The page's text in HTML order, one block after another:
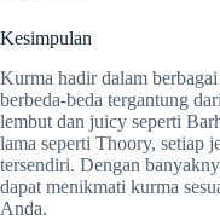
Kesimpulan
Kurma hadir dalam
berbeda-beda tergantung
lembut dan juicy seperti
lama seperti Thoory, setiap
tersendiri. Dengan
dapat menikmati kurma
Anda.